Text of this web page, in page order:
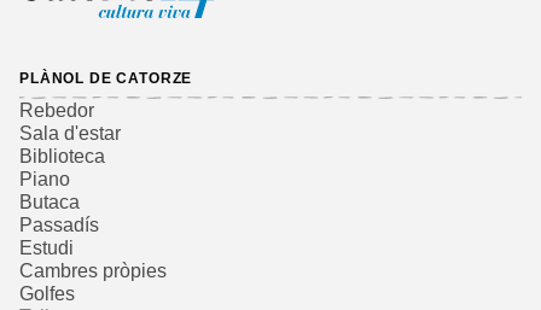
PLÀNOL DE CATORZE
Rebedor
Sala d'estar
Biblioteca
Piano
Butaca
Passadís
Estudi
Cambres pròpies
Golfes